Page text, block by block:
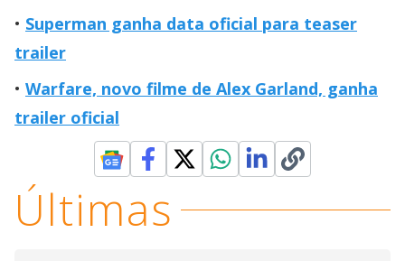
Superman ganha data oficial para teaser
trailer
Warfare, novo filme de Alex Garland, ganha
trailer oficial
Últimas